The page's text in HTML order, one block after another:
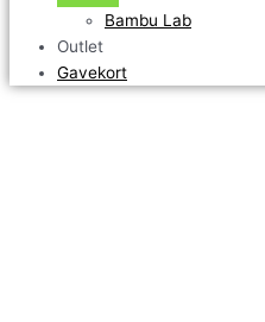
Bambu Lab
Outlet
Gavekort